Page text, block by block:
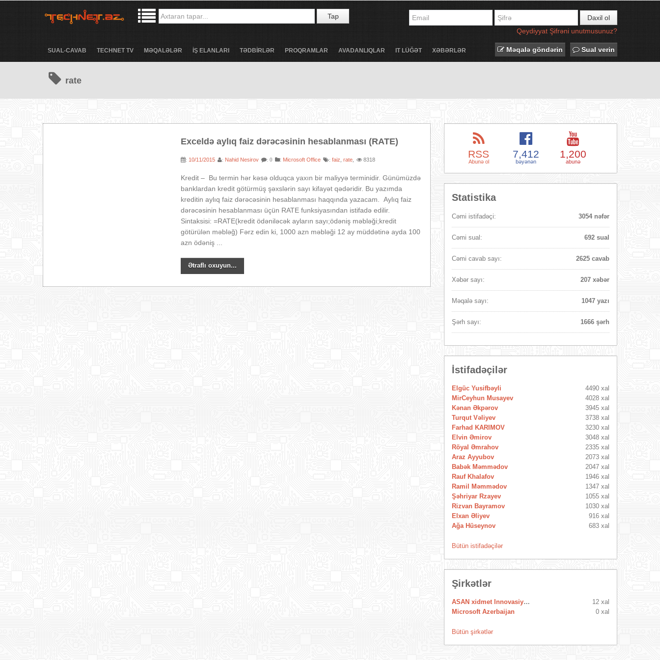
Tap
Daxil ol
Qeydiyyat Şifrəni unutmusunuz?
SUAL-CAVAB TECHNET TV MƏQALƏLƏR İŞ ELANLARI TƏDBİRLƏR PROQRAMLAR AVADANLIQLAR IT LÜĞƏT XƏBƏRLƏR Məqalə göndərin Sual verin
rate
Exceldə aylıq faiz dərəcəsinin hesablanması (RATE)
: 10/11/2015 : Nahid Nesirov : 0 : Microsoft Office :faiz ,rate 8318
Kredit – Bu termin hər kəsə olduqca yaxın bir maliyyə terminidir. Günümüzdə
banklardan kredit götürmüş şəxslərin sayı kifayət qədəridir. Bu yazımda
kreditin aylıq faiz dərəcəsinin hesablanması haqqında yazacam. Aylıq faiz
dərəcəsinin hesablanması üçün RATE funksiyasından istifadə edilir.
Sintaksisi: =RATE(kredit ödəniləcək ayların sayı;ödəniş məbləği;kredit
götürülən məbləğ) Fərz edin ki, 1000 azn məbləği 12 ay müddətinə ayda 100
azn ödəniş ...
Ətraflı oxuyun...
RSS
Abunə ol
7,412
bəyənən
1,200
abunə
Statistika
Cəmi istifadəçi: 3054 nəfər
Cəmi sual: 692 sual
Cəmi cavab sayı: 2625 cavab
Xəbər sayı: 207 xəbər
Məqalə sayı: 1047 yazı
Şərh sayı: 1666 şərh
İstifadəçilər
Elgüc Yusifbəyli
4490 xal
MirCeyhun Musayev
4028 xal
Kənan Əkpərov
3945 xal
Turqut Vəliyev
3738 xal
Farhad KARIMOV
3230 xal
Elvin Əmirov
3048 xal
Röyal Əmrahov
2335 xal
Araz Ayyubov
2073 xal
Babək Məmmədov
2047 xal
Rauf Khalafov
1946 xal
Ramil Məmmədov
1347 xal
Şəhriyar Rzayev
1055 xal
Rizvan Bayramov
1030 xal
Elxan Əliyev
916 xal
Ağa Hüseynov
683 xal
Bütün istifadəçilər
Şirkətlər
ASAN xidmet Innovasiya Mərkəzi
12 xal
Microsoft Azerbaijan
0 xal
Bütün şirkətlər